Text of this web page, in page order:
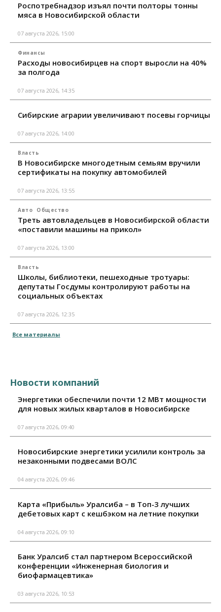
Роспотребнадзор изъял почти полторы тонны
мяса в Новосибирской области
07 августа 2026, 15:00
Финансы
Расходы новосибирцев на спорт выросли на 40%
за полгода
07 августа 2026, 14:35
Сибирские аграрии увеличивают посевы горчицы
07 августа 2026, 14:00
Власть
В Новосибирске многодетным семьям вручили
сертификаты на покупку автомобилей
07 августа 2026, 13:55
Авто Общество
Треть автовладельцев в Новосибирской области
«поставили машины на прикол»
07 августа 2026, 13:00
Власть
Школы, библиотеки, пешеходные тротуары:
депутаты Госдумы контролируют работы на
социальных объектах
07 августа 2026, 12:35
Все материалы
Новости компаний
Энергетики обеспечили почти 12 МВт мощности
для новых жилых кварталов в Новосибирске
07 августа 2026, 09:40
Новосибирские энергетики усилили контроль за
незаконными подвесами ВОЛС
04 августа 2026, 09:46
Карта «Прибыль» Уралсиба – в Топ-3 лучших
дебетовых карт с кешбэком на летние покупки
04 августа 2026, 09:10
Банк Уралсиб стал партнером Всероссийской
конференции «Инженерная биология и
биофармацевтика»
03 августа 2026, 10:53